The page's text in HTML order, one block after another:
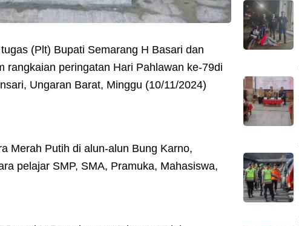
(Plt) Bupati Semarang H Basari dan
rangkaian peringatan Hari Pahlawan ke-79di
Ungaran Barat, Minggu (10/11/2024)
Merah Putih di alun-alun Bung Karno,
pelajar SMP, SMA, Pramuka, Mahasiswa,